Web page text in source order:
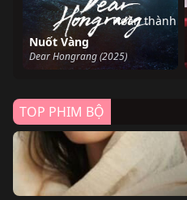
Nuốt Vàng
Dear Hongrang (2025)
Hoàn thành
TOP PHIM BỘ